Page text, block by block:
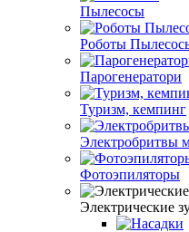
Пылесосы
Роботы
Парогенератори
Туризм, кемпинг
Электробритвы
Фотоэпиляторы
Электрические